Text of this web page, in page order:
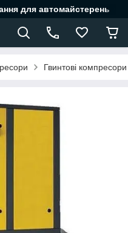
для автомайстерень
Гвинтові компресори